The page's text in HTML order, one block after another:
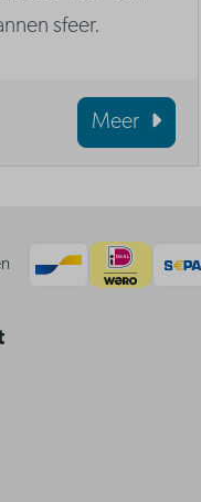
sfeer.
Meer